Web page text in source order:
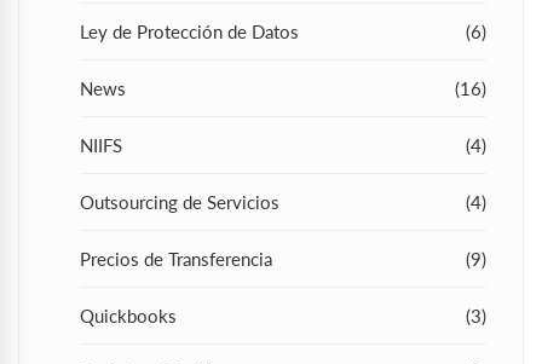
Ley de Protección de Datos (6)
News (16)
NIIFS (4)
Outsourcing de Servicios (4)
Precios de Transferencia (9)
Quickbooks (3)